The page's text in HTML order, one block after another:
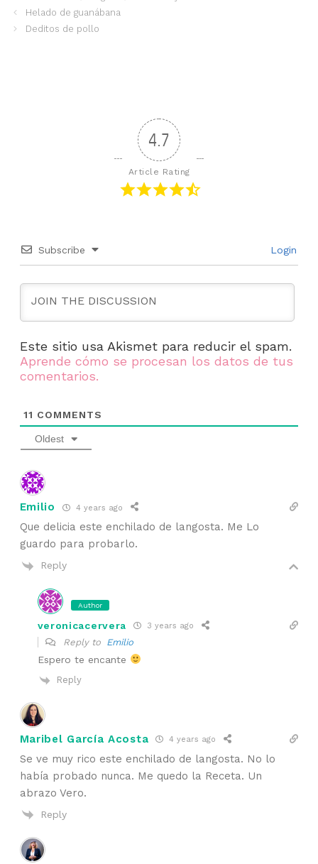
Helado de guanábana
Deditos de pollo
4.7
Article Rating
Subscribe Login
Este sitio usa Akismet para reducir el spam.
Aprende cómo se procesan los datos de tus
comentarios.
11 COMMENTS
Oldest
Emilio 4 years ago
Que delicia este enchilado de langosta. Me Lo
guardo para probarlo.
Reply
Author
veronicacervera 3 years ago
Reply to Emilio
Espero te encante
Reply
Maribel García Acosta 4 years ago
Se ve muy rico este enchilado de langosta. No lo
había probado nunca. Me quedo la Receta. Un
abrazo Vero.
Reply